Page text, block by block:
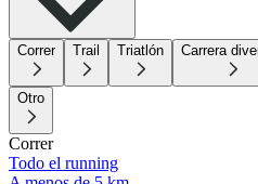
Correr Trail Triatlón Carrera
Otro
Correr
Todo el running